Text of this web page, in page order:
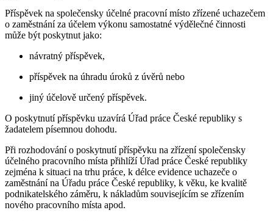
Příspěvek na společensky účelné pracovní místo zřízené uchazečem
o zaměstnání za účelem výkonu samostatné výdělečné činnosti
může být poskytnut jako:
návratný příspěvek,
příspěvek na úhradu úroků z úvěrů nebo
jiný účelově určený příspěvek.
O poskytnutí příspěvku uzavírá Úřad práce České republiky s
žadatelem písemnou dohodu.
Při rozhodování o poskytnutí příspěvku na zřízení společensky
účelného pracovního místa přihlíží Úřad práce České republiky
zejména k situaci na trhu práce, k délce evidence uchazeče o
zaměstnání na Úřadu práce České republiky, k věku, ke kvalitě
podnikatelského záměru, k nákladům souvisejícím se zřízením
nového pracovního místa apod.